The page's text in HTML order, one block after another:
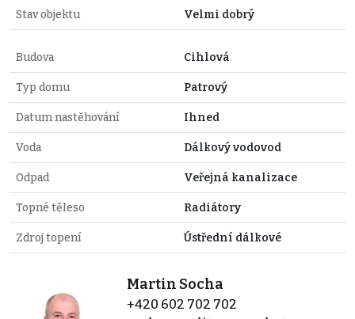
Stav objektu Velmi dobrý
Budova Cihlová
Typ domu Patrový
Datum nastěhování Ihned
Voda Dálkový vodovod
Odpad Veřejná kanalizace
Topné těleso Radiátory
Zdroj topení Ústřední dálkové
Martin Socha
+420 602 702 702